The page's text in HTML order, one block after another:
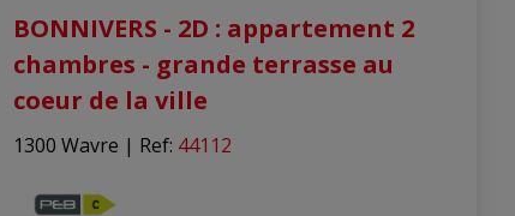
BONNIVERS - 2D : appartement 2
chambres - grande terrasse au
coeur de la ville
1300 Wavre | Ref: 44112